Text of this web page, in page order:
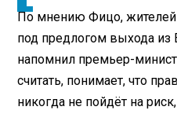
По мнению Фицо,
под предлогом выхода из
напомнил премьер-
считать, понимает, что
никогда не пойдёт на